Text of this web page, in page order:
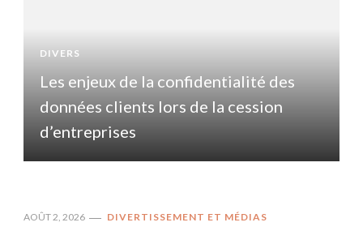
DIVERS
Les enjeux de la confidentialité des
données clients lors de la cession
d’entreprises
AOÛT 2, 2026 DIVERTISSEMENT ET MÉDIAS